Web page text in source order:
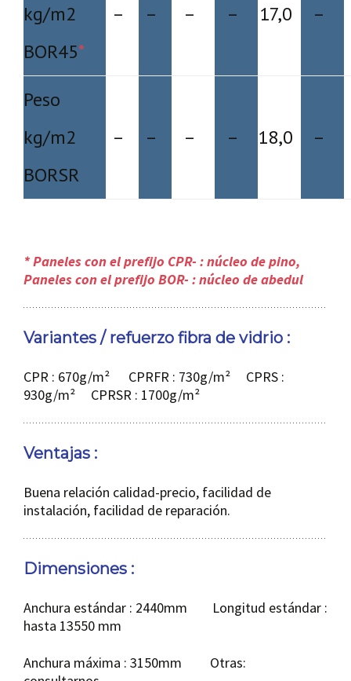
kg/m2
BOR45*
– – – – 17,0 –
Peso
kg/m2
BORSR
– – – – 18,0 –
* Paneles con el prefijo CPR- : núcleo de pino,
Paneles con el prefijo BOR- : núcleo de abedul
Variantes / refuerzo fibra de vidrio :
CPR : 670g/m² CPRFR : 730g/m² CPRS :
930g/m² CPRSR : 1700g/m²
Ventajas :
Buena relación calidad-precio, facilidad de
instalación, facilidad de reparación.
Dimensiones :
Anchura estándar : 2440mm Longitud estándar :
hasta 13550 mm
Anchura máxima : 3150mm Otras: